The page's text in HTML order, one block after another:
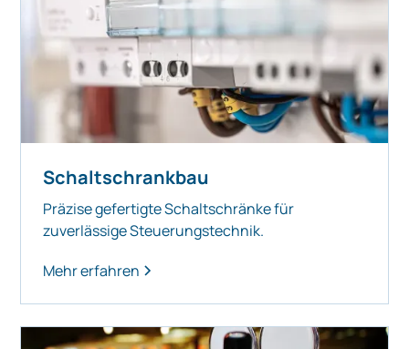
Schaltschrankbau
Präzise gefertigte Schaltschränke für
zuverlässige Steuerungstechnik.
Mehr erfahren